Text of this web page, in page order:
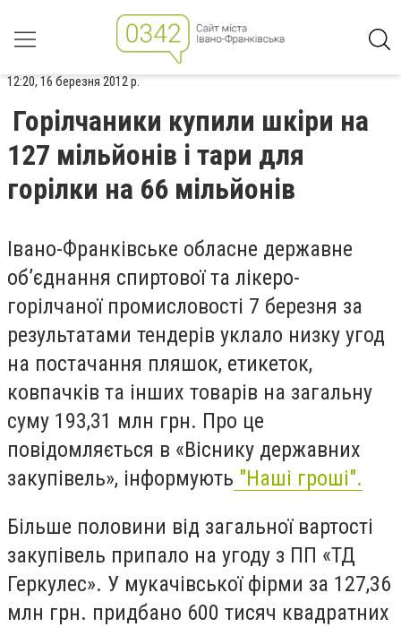
12:20, 16 березня 2012 р.
Горілчаники купили шкіри на
127 мільйонів і тари для
горілки на 66 мільйонів
Івано-Франківське обласне державне
об’єднання спиртової та лікеро-
горілчаної промисловості 7 березня за
результатами тендерів уклало низку угод
на постачання пляшок, етикеток,
ковпачків та інших товарів на загальну
суму 193,31 млн грн. Про це
повідомляється в «Віснику державних
закупівель», інформують "Наші гроші".
Більше половини від загальної вартості
закупівель припало на угоду з ПП «ТД
Геркулес». У мукачівської фірми за 127,36
млн грн. придбано 600 тисяч квадратних